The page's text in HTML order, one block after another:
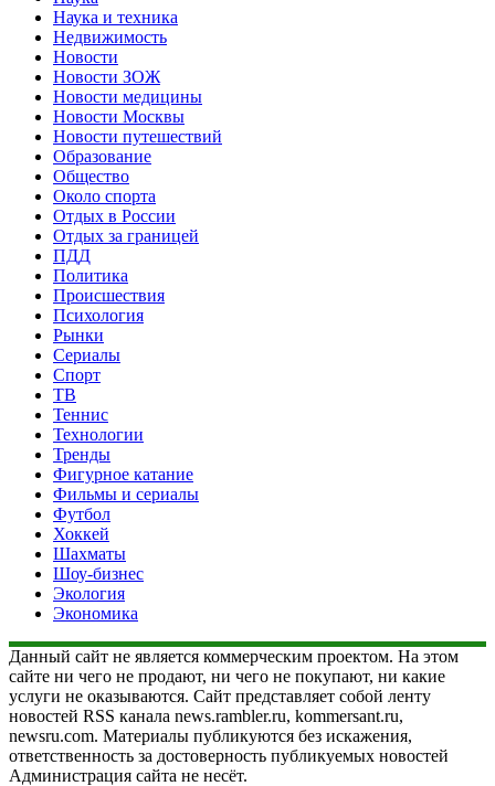
Наука и техника
Недвижимость
Новости
Новости ЗОЖ
Новости медицины
Новости Москвы
Новости путешествий
Образование
Общество
Около спорта
Отдых в России
Отдых за границей
ПДД
Политика
Происшествия
Психология
Рынки
Сериалы
Спорт
ТВ
Теннис
Технологии
Тренды
Фигурное катание
Фильмы и сериалы
Футбол
Хоккей
Шахматы
Шоу-бизнес
Экология
Экономика
Данный сайт не является коммерческим проектом. На этом
сайте ни чего не продают, ни чего не покупают, ни какие
услуги не оказываются. Сайт представляет собой ленту
новостей RSS канала news.rambler.ru, kommersant.ru,
newsru.com. Материалы публикуются без искажения,
ответственность за достоверность публикуемых новостей
Администрация сайта не несёт.